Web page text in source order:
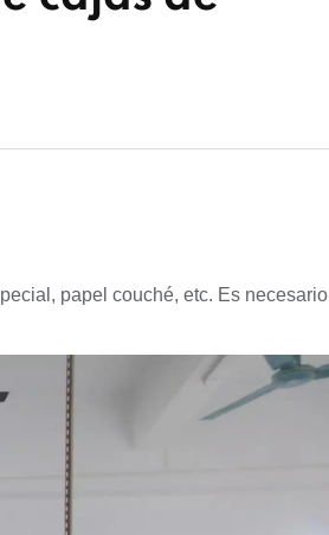
papel couché, etc. Es necesario